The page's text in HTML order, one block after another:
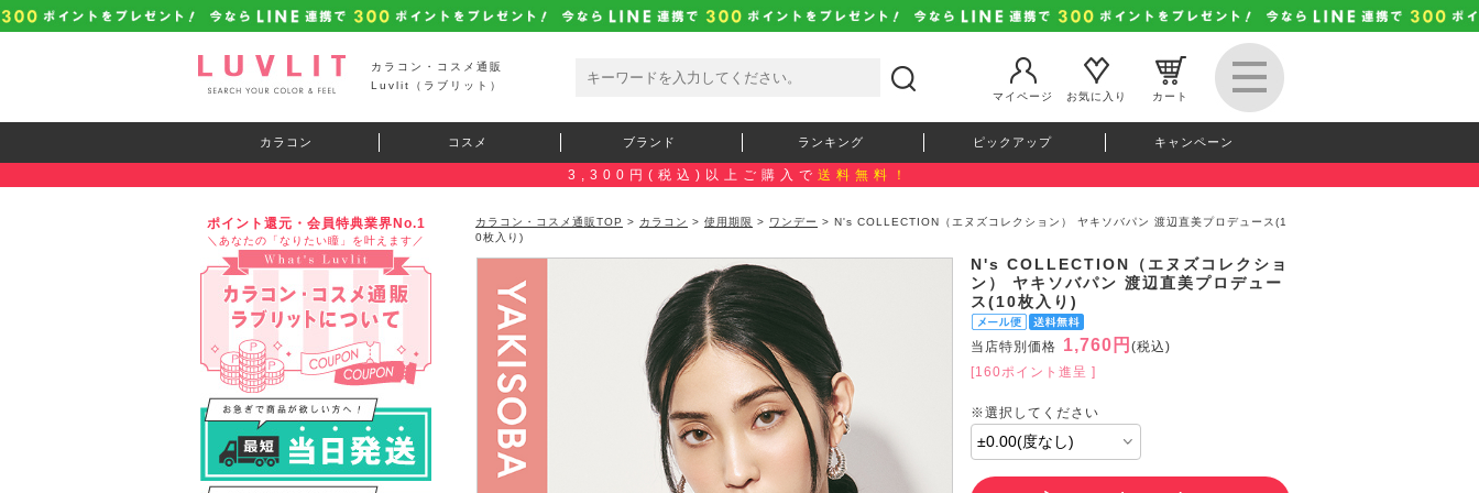
カラコン・コスメ通販
Luvlit（ラブリット）
マイページ
お気に入り カート
カラコン コスメ ブランド ランキング ピックアップ キャンペーン
3,300円(税込)以上ご購入で 送料無料！
ポイント還元・会員特典業界No.1
＼あなたの「なりたい瞳」を叶えます／
カラコン・コスメ通販TOP > カラコン > 使用期限 > ワンデー > N's COLLECTION（エヌズコレクション） ヤキソバパン 渡辺直美プロデュース(1
0枚入り)
N's COLLECTION（エヌズコレクショ
ン） ヤキソバパン 渡辺直美プロデュー
ス(10枚入り)
当店特別価格 1,760円 (税込)
[160ポイント進呈 ]